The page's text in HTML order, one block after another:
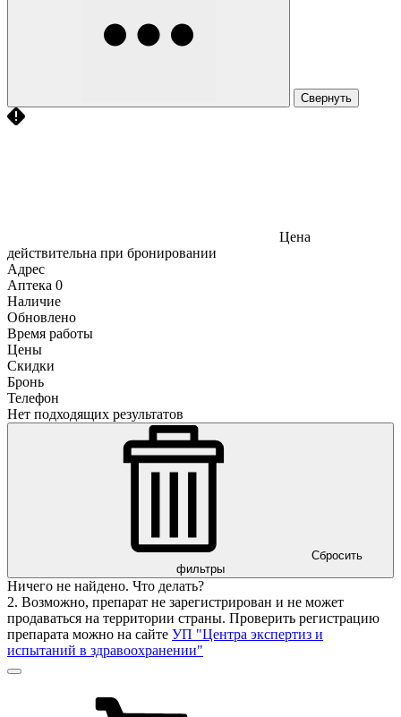
Свернуть
Цена
действительна при бронировании
Адрес
Аптека 0
Наличие
Обновлено
Время работы
Цены
Скидки
Бронь
Телефон
Нет подходящих результатов
Сбросить
фильтры
Ничего не найдено. Что делать?
2. Возможно, препарат не зарегистрирован и не может
продаваться на территории страны. Проверить регистрацию
препарата можно на сайте УП "Центра экспертиз и
испытаний в здравоохранении"